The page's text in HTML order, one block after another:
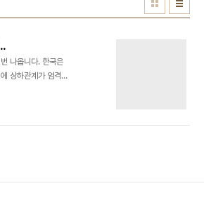
나옵니다. 한국은
상하관계가 엄격
지적을 바로 못한